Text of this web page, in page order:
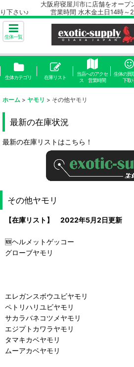
大阪府寝屋川市に店舗をオープン致
り下さい♪ 営業時間 水木金土日14時～
生体一覧
生体カテゴリ 在庫リスト
当店へのアクセ
ス 営業時間
生体の買
下取
ホーム > ヤモリ > その他ヤモリ
最新の在庫状況
最新の在庫リストはこちら！
その他ヤモリ
【在庫リスト】 2022年5月2日更新
🆕ヘルメットゲッコー
グローブヤモリ
エレガンスボウユビヤモリ
ペトリハリユビヤモリ
サカラバネコツメヤモリ
エジプトカワラヤモリ
タマキカベヤモリ
ムーアカベヤモリ